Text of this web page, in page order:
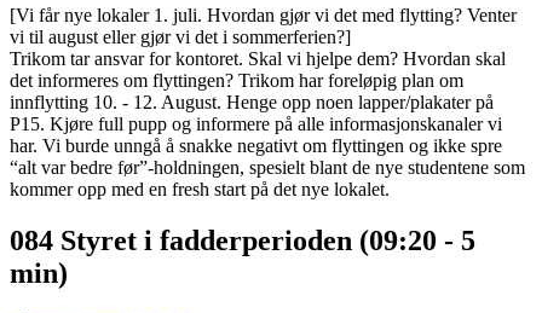
[Vi får nye lokaler 1. juli. Hvordan gjør vi det med flytting? Venter
vi til august eller gjør vi det i sommerferien?]
Trikom tar ansvar for kontoret. Skal vi hjelpe dem? Hvordan skal
det informeres om flyttingen? Trikom har foreløpig plan om
innflytting 10. - 12. August. Henge opp noen lapper/plakater på
P15. Kjøre full pupp og informere på alle informasjonskanaler vi
har. Vi burde unngå å snakke negativt om flyttingen og ikke spre
“alt var bedre før”-holdningen, spesielt blant de nye studentene som
kommer opp med en fresh start på det nye lokalet.
084 Styret i fadderperioden (09:20 - 5
min)